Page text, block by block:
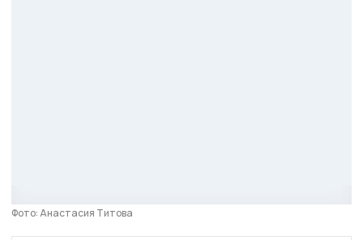
Фото: Анастасия Титова